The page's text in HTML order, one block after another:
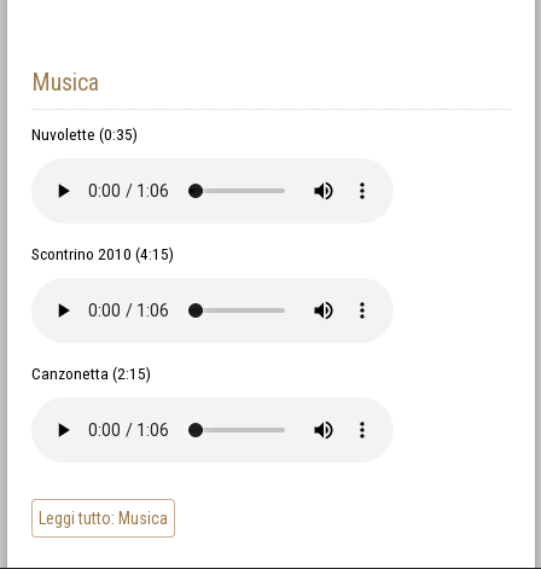
Musica
Nuvolette (0:35)
Scontrino 2010 (4:15)
Canzonetta (2:15)
Leggi tutto: Musica